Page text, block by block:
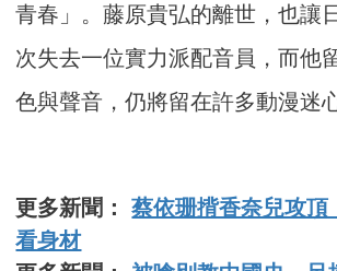
青春」。藤原貴弘的離世，也讓
次失去一位實力派配音員，而他
色與聲音，仍將留在許多動漫迷
更多新聞：蔡依珊揹香奈兒攻
看身材